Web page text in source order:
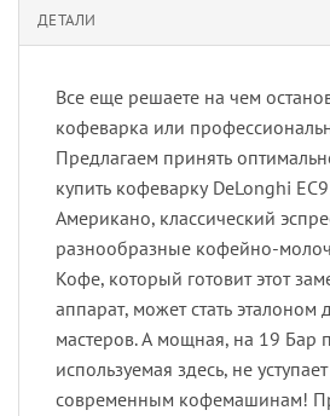
ДЕТАЛИ
Все еще решаете на чем
кофеварка или
Предлагаем принять
купить кофеварку DeLonghi
Американо, классический
разнообразные кофейно-
Кофе, который готовит этот
аппарат, может стать
мастеров. А мощная, на 19 Бар
используемая здесь, не
современным кофемашинам!